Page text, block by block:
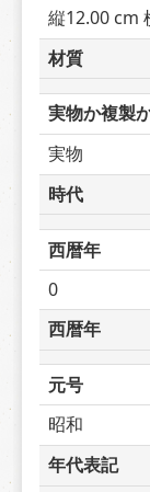
縦12.00 cm
材質
実物か複製
実物
時代
西暦年
0
西暦年
元号
昭和
年代表記